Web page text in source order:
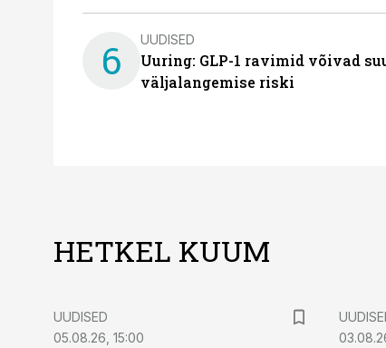
6 UUDISED
Uuring: GLP-1 ravimid võivad
väljalangemise riski
HETKEL KUUM
UUDISED
05.08.26, 15:00